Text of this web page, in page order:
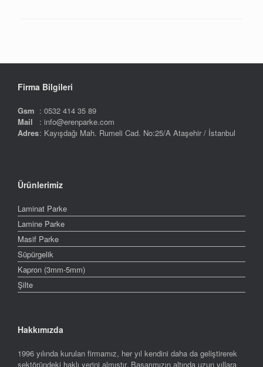
Firma Bilgileri
Gsm : 0532 414 35 89
Mail
: info@erenparke.com
Adres: Kayışdağı Mah. Rumeli Cad. No:25/A Ataşehir / İstanbul
Ürünlerimiz
Laminat Parke
Lamine Parke
Masif Parke
Süpürgelik
Kapron (3mm-5mm)
Şilte
Hakkımızda
1996 yılında kurulan firmamız, her yıl kendini daha da geliştirerek
sektöründeki haklı yerini almıştır. Başarımızın altında uzun yıllara